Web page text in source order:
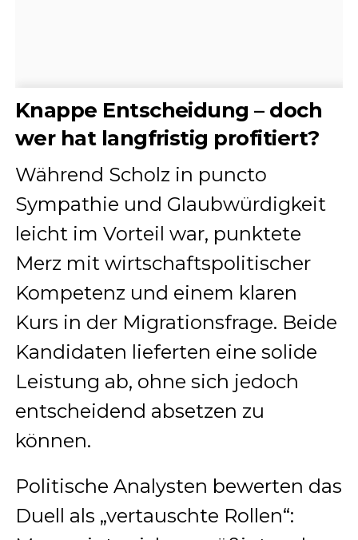
Knappe Entscheidung – doch
wer hat langfristig profitiert?
Während Scholz in puncto
Sympathie und Glaubwürdigkeit
leicht im Vorteil war, punktete
Merz mit wirtschaftspolitischer
Kompetenz und einem klaren
Kurs in der Migrationsfrage. Beide
Kandidaten lieferten eine solide
Leistung ab, ohne sich jedoch
entscheidend absetzen zu
können.
Politische Analysten bewerten das
Duell als „vertauschte Rollen“: